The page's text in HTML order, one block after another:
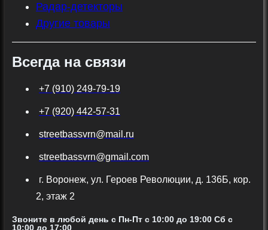
Радар-детекторы
Другие товары
Всегда на связи
+7 (910) 249-79-19
+7 (920) 442-57-31
streetbassvrn@mail.ru
streetbassvrn@gmail.com
г. Воронеж, ул. Героев Революции, д. 136Б, кор.
2, этаж 2
Звоните в любой день с Пн-Пт c 10:00 до 19:00 Сб с
10:00 до 17:00